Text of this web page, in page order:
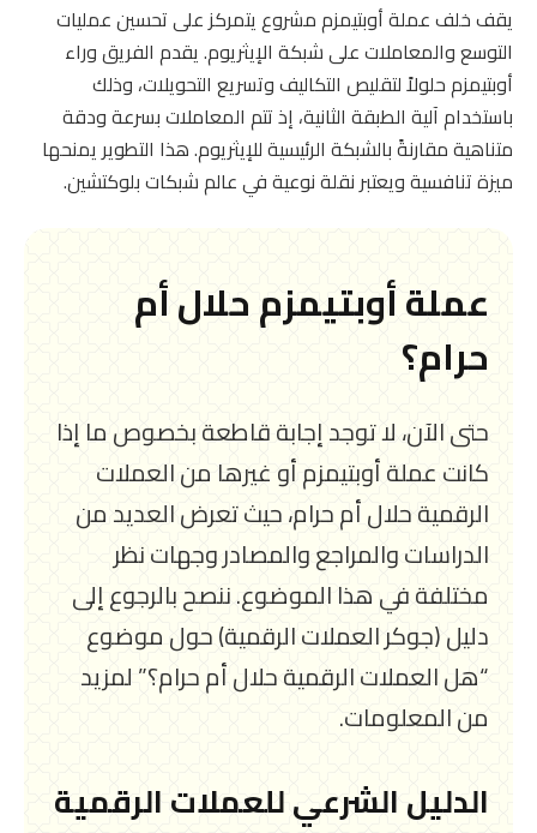
يقف خلف عملة أوبتيمزم مشروع يتمركز على تحسين عمليات
التوسع والمعاملات على شبكة الإيثريوم. يقدم الفريق وراء
أوبتيمزم حلولاً لتقليص التكاليف وتسريع التحويلات، وذلك
باستخدام آلية الطبقة الثانية، إذ تتم المعاملات بسرعة ودقة
متناهية مقارنةً بالشبكة الرئيسية للإيثريوم. هذا التطوير يمنحها
ميزة تنافسية ويعتبر نقلة نوعية في عالم شبكات بلوكتشين.
عملة أوبتيمزم حلال أم
حرام؟
حتى الآن، لا توجد إجابة قاطعة بخصوص ما إذا
كانت عملة أوبتيمزم أو غيرها من العملات
الرقمية حلال أم حرام، حيث تعرض العديد من
الدراسات والمراجع والمصادر وجهات نظر
مختلفة في هذا الموضوع. ننصح بالرجوع إلى
دليل (جوكر العملات الرقمية) حول موضوع
“هل العملات الرقمية حلال أم حرام؟” لمزيد
من المعلومات.
الدليل الشرعي للعملات الرقمية